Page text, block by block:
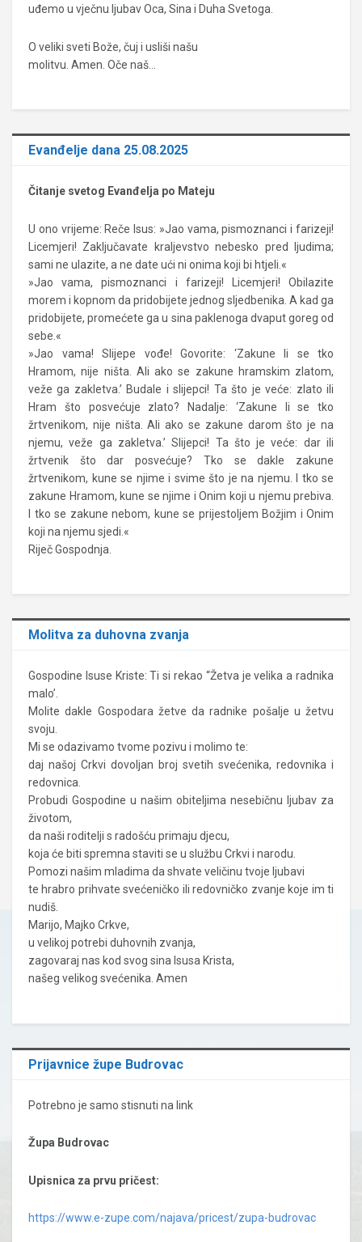
uđemo u vječnu ljubav Oca, Sina i Duha Svetoga.
O veliki sveti Bože, čuj i usliši našu
molitvu. Amen. Oče naš…
Evanđelje dana 25.08.2025
Čitanje svetog Evanđelja po Mateju
U ono vrijeme: Reče Isus: »Jao vama, pismoznanci i farizeji!
Licemjeri! Zaključavate kraljevstvo nebesko pred ljudima;
sami ne ulazite, a ne date ući ni onima koji bi htjeli.«
»Jao vama, pismoznanci i farizeji! Licemjeri! Obilazite
morem i kopnom da pridobijete jednog sljedbenika. A kad ga
pridobijete, promećete ga u sina paklenoga dvaput goreg od
sebe.«
»Jao vama! Slijepe vođe! Govorite: ‘Zakune li se tko
Hramom, nije ništa. Ali ako se zakune hramskim zlatom,
veže ga zakletva.’ Budale i slijepci! Ta što je veće: zlato ili
Hram što posvećuje zlato? Nadalje: ‘Zakune li se tko
žrtvenikom, nije ništa. Ali ako se zakune darom što je na
njemu, veže ga zakletva.’ Slijepci! Ta što je veće: dar ili
žrtvenik što dar posvećuje? Tko se dakle zakune
žrtvenikom, kune se njime i svime što je na njemu. I tko se
zakune Hramom, kune se njime i Onim koji u njemu prebiva.
I tko se zakune nebom, kune se prijestoljem Božjim i Onim
koji na njemu sjedi.«
Riječ Gospodnja.
Molitva za duhovna zvanja
Gospodine Isuse Kriste: Ti si rekao “Žetva je velika a radnika
malo’.
Molite dakle Gospodara žetve da radnike pošalje u žetvu
svoju.
Mi se odazivamo tvome pozivu i molimo te:
daj našoj Crkvi dovoljan broj svetih svećenika, redovnika i
redovnica.
Probudi Gospodine u našim obiteljima nesebičnu ljubav za
životom,
da naši roditelji s radošću primaju djecu,
koja će biti spremna staviti se u službu Crkvi i narodu.
Pomozi našim mladima da shvate veličinu tvoje ljubavi
te hrabro prihvate svećeničko ili redovničko zvanje koje im ti
nudiš.
Marijo, Majko Crkve,
u velikoj potrebi duhovnih zvanja,
zagovaraj nas kod svog sina Isusa Krista,
našeg velikog svećenika. Amen
Prijavnice župe Budrovac
Potrebno je samo stisnuti na link
Župa Budrovac
Upisnica za prvu pričest:
https://www.e-zupe.com/najava/pricest/zupa-budrovac